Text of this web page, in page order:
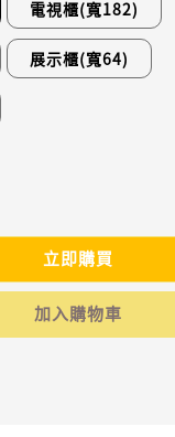
電視櫃(寬182)
展示櫃(寬64)
立即購買
加入購物車